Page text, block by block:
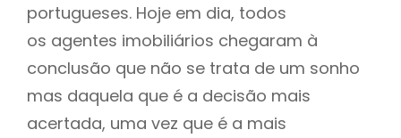
portugueses. Hoje em dia, todos
os agentes imobiliários chegaram à
conclusão que não se trata de um sonho
mas daquela que é a decisão mais
acertada, uma vez que é a mais